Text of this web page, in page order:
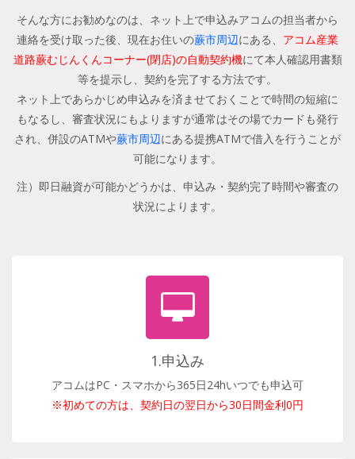
そんな方にお勧めなのは、ネット上で申込みアコムの担当者から
連絡を受け取った後、現在お住いの蕨市周辺にある、 アコム産業
道路蕨むじんくんコーナー(閉店)の自動契約機にて本人確認用書類
等を提示し、契約を完了する方法です。
ネット上であらかじめ申込みを済ませておくことで時間の短縮に
もなるし、審査状況にもよりますが通常はその場でカードも発行
され、併設のATMや蕨市周辺にある提携ATMで借入を行うことが
可能になります。
注）即日融資が可能かどうかは、申込み・契約完了時間や審査の
状況によります。
1.申込み
アコムはPC・スマホから365日24hいつでも申込可
※初めての方は、契約日の翌日から30日間金利0円